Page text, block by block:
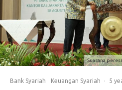
Suasana
Bank Syariah Keuangan Syariah · 5